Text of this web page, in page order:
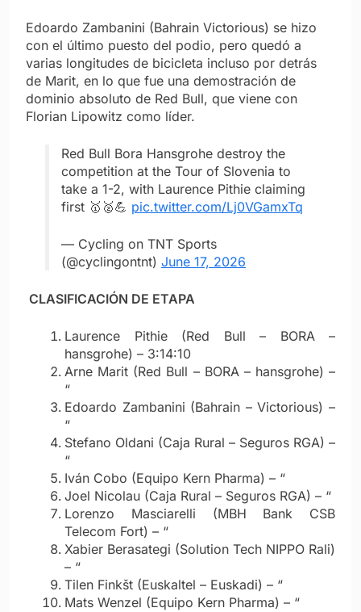
Edoardo Zambanini (Bahrain Victorious) se hizo
con el último puesto del podio, pero quedó a
varias longitudes de bicicleta incluso por detrás
de Marit, en lo que fue una demostración de
dominio absoluto de Red Bull, que viene con
Florian Lipowitz como líder.
Red Bull Bora Hansgrohe destroy the
competition at the Tour of Slovenia to
take a 1-2, with Laurence Pithie claiming
first 🥇🥈💪 pic.twitter.com/Lj0VGamxTq
— Cycling on TNT Sports
(@cyclingontnt) June 17, 2026
CLASIFICACIÓN DE ETAPA
Laurence Pithie (Red Bull – BORA –
hansgrohe) – 3:14:10
Arne Marit (Red Bull – BORA – hansgrohe) –
“
Edoardo Zambanini (Bahrain – Victorious) –
“
Stefano Oldani (Caja Rural – Seguros RGA) –
“
Iván Cobo (Equipo Kern Pharma) – “
Joel Nicolau (Caja Rural – Seguros RGA) – “
Lorenzo Masciarelli (MBH Bank CSB
Telecom Fort) – “
Xabier Berasategi (Solution Tech NIPPO Rali)
– “
Tilen Finkšt (Euskaltel – Euskadi) – “
Mats Wenzel (Equipo Kern Pharma) – “